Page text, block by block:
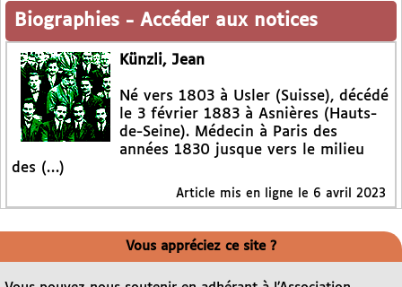
Biographies - Accéder aux notices
Künzli, Jean
Né vers 1803 à Usler (Suisse), décédé
le 3 février 1883 à Asnières (Hauts-
de-Seine). Médecin à Paris des
années 1830 jusque vers le milieu
des (…)
Article mis en ligne le 6 avril 2023
Vous appréciez ce site ?